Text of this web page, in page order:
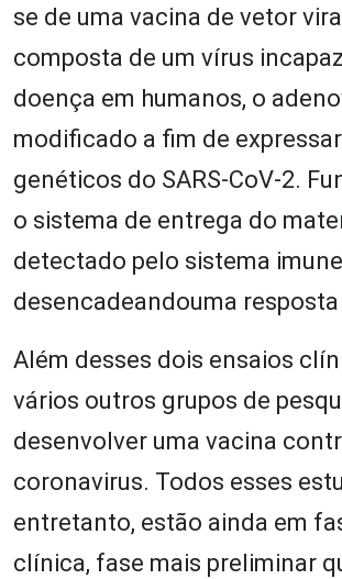
se de uma vacina de vetor
composta de um vírus
doença em humanos, o
modificado a fim de
genéticos do SARS-CoV-2.
o sistema de entrega do
detectado pelo sistema
desencadeandouma
Além desses dois ensaios
vários outros grupos de
desenvolver uma vacina
coronavirus. Todos esses
entretanto, estão ainda em
clínica, fase mais preliminar